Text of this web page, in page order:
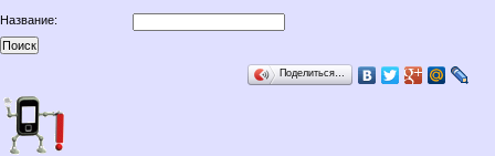
Название:
Поделиться…